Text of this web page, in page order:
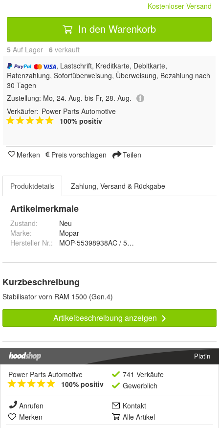
Kostenloser Versand
In den Warenkorb
5 Auf Lager 6 verkauft
, Lastschrift, Kreditkarte, Debitkarte,
Ratenzahlung, Sofortüberweisung, Überweisung, Bezahlung nach
30 Tagen
Zustellung: Mo, 24. Aug. bis Fr, 28. Aug.
Verkäufer: Power Parts Automotive
100% positiv
Merken Preis vorschlagen Teilen
Produktdetails Zahlung, Versand & Rückgabe
Artikelmerkmale
Zustand:
Neu
Marke:
Mopar
Hersteller Nr.:
MOP-55398938AC / 55398938AB 36mm
Kurzbeschreibung
Stabilisator vorn RAM 1500 (Gen.4)
Artikelbeschreibung anzeigen
Platin
Power Parts Automotive
100% positiv
741 Verkäufe
Gewerblich
Anrufen
Kontakt
Merken
Alle Artikel